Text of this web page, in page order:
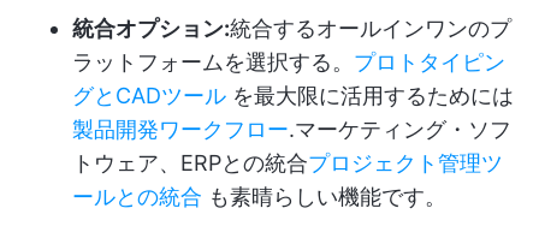
統合オプション:統合するオールインワンのプ
ラットフォームを選択する。 プロトタイピン
グとCADツール を最大限に活用するためには
製品開発ワークフロー.マーケティング・ソフ
トウェア、ERPとの統合プロジェクト管理ツ
ールとの統合 も素晴らしい機能です。